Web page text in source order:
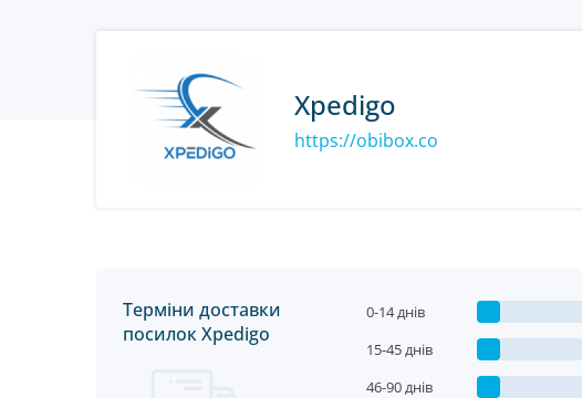
Xpedigo
https://obibox.co
Терміни доставки
посилок Xpedigo
0-14 днів
15-45 днів
46-90 днів